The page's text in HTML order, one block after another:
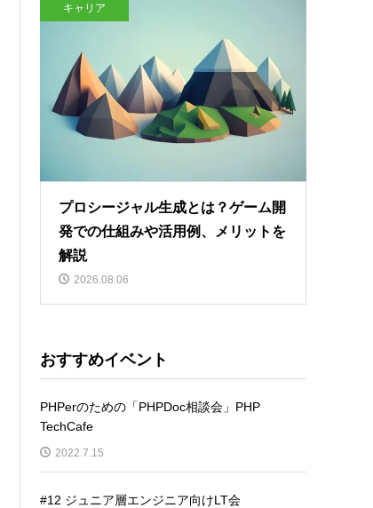
キャリア
プロシージャル生成とは？ゲーム開
発での仕組みや活用例、メリットを
解説
2026.08.06
おすすめイベント
PHPerのための「PHPDoc相談会」PHP
TechCafe
2022.7.15
#12 ジュニア層エンジニア向けLT会